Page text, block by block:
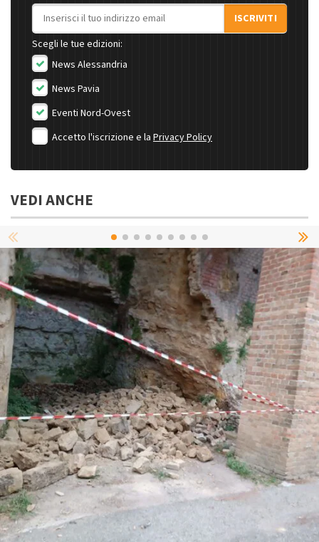
Indirizzo email
ISCRIVITI
Scegli le tue edizioni:
News Alessandria
News Pavia
Eventi Nord-Ovest
Accetto l'iscrizione e la Privacy Policy
VEDI ANCHE